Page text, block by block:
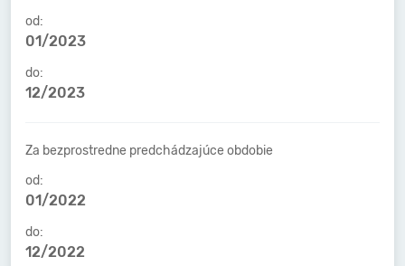
od:
01/2023
do:
12/2023
Za bezprostredne predchádzajúce obdobie
od:
01/2022
do:
12/2022